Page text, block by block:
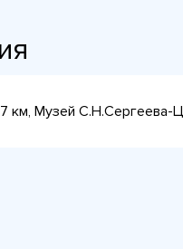
км, Музей